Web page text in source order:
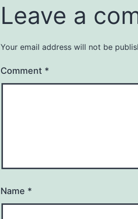
Leave a
Your email address will not be
Comment *
Name *